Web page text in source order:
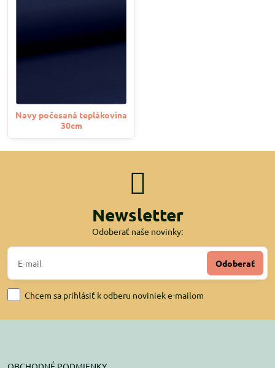
Navy počesaná teplákovina
30cm
Newsletter
Odoberať naše novinky:
Odoberať
Chcem sa prihlásiť k odberu noviniek e-mailom